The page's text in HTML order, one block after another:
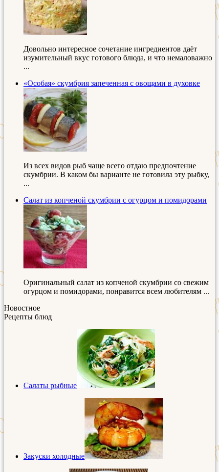
Довольно интересное сочетание ингредиентов даёт
изумительный вкус готового блюда, и что немаловажно
...
«Особая» скумбрия запеченная с овощами в духовке
Из всех видов рыб чаще всего отдаю предпочтение
скумбрии. В каком бы варианте не готовила эту рыбку,
...
Салат из копченой скумбрии с огурцом и помидорами
Оригинальный салат из копченой скумбрии со свежим
огурцом и помидорами, понравится всем любителям ...
Новостное
Рецепты блюд
Салаты рыбные
Закуски холодные